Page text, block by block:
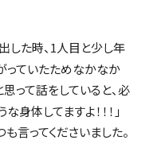
した時、1人目と少し年
っていたためなかなか
って話をしていると、必
身体してますよ！！！」
言ってくださいました。